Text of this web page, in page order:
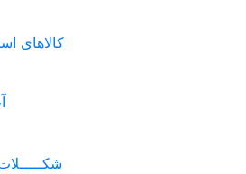
کالاهای